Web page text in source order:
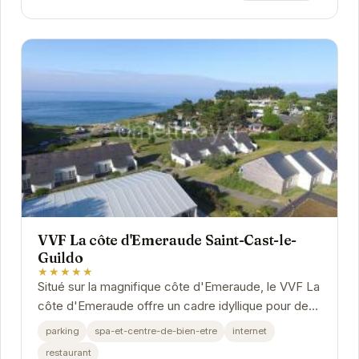
VVF La côte d'Emeraude Saint-Cast-le-
Guildo
★★★★★
Situé sur la magnifique côte d'Emeraude, le VVF La
côte d'Emeraude offre un cadre idyllique pour des
vacances relaxantes. Avec un accès direct à...
parking spa-et-centre-de-bien-etre
internet
restaurant